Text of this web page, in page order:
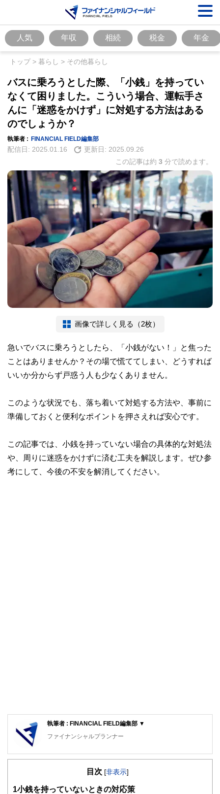
人気 年収 相続 税金 年金
トップ> 暮らし > その他暮らし
バスに乗ろうとした際、「小銭」を持ってい
なくて困りました。こういう場合、運転手さ
んに「迷惑をかけず」に対処する方法はある
のでしょうか？
執筆者 : FINANCIAL FIELD編集部
配信日: 2025.01.16 更新日: 2025.09.26
この記事は約 3 分で読めます。
画像で詳しく見る（2枚）
急いでバスに乗ろうとしたら、「小銭がない！」と焦った
ことはありませんか？その場で慌ててしまい、どうすれば
いいか分からず戸惑う人も少なくありません。
このような状況でも、落ち着いて対処する方法や、事前に
準備しておくと便利なポイントを押さえれば安心です。
この記事では、小銭を持っていない場合の具体的な対処法
や、周りに迷惑をかけずに済む工夫を解説します。ぜひ参
考にして、今後の不安を解消してください。
執筆者 : FINANCIAL FIELD編集部 ▼
ファイナンシャルプランナー
FinancialField編集部は、金融、経済に関する記事を、日々
知識がない方でも理解できるようわかりやすく発信していま
目次 [非表示]
1 小銭を持っていないときの対応策